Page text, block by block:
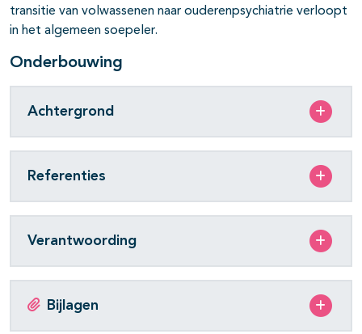
transitie van volwassenen naar ouderenpsychiatrie verloopt
in het algemeen soepeler.
Onderbouwing
Achtergrond
Referenties
Verantwoording
Bijlagen